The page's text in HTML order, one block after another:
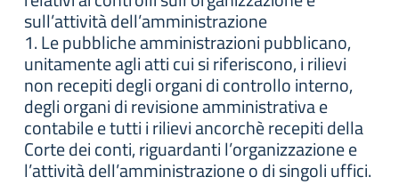
sull’attività dell’amministrazione
1. Le pubbliche amministrazioni pubblicano,
unitamente agli atti cui si riferiscono, i rilievi
non recepiti degli organi di controllo interno,
degli organi di revisione amministrativa e
contabile e tutti i rilievi ancorchè recepiti della
Corte dei conti, riguardanti l’organizzazione e
l’attività dell’amministrazione o di singoli uffici.